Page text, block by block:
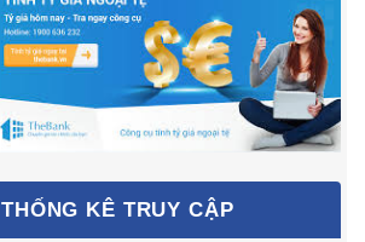
THỐNG KÊ TRUY CẬP